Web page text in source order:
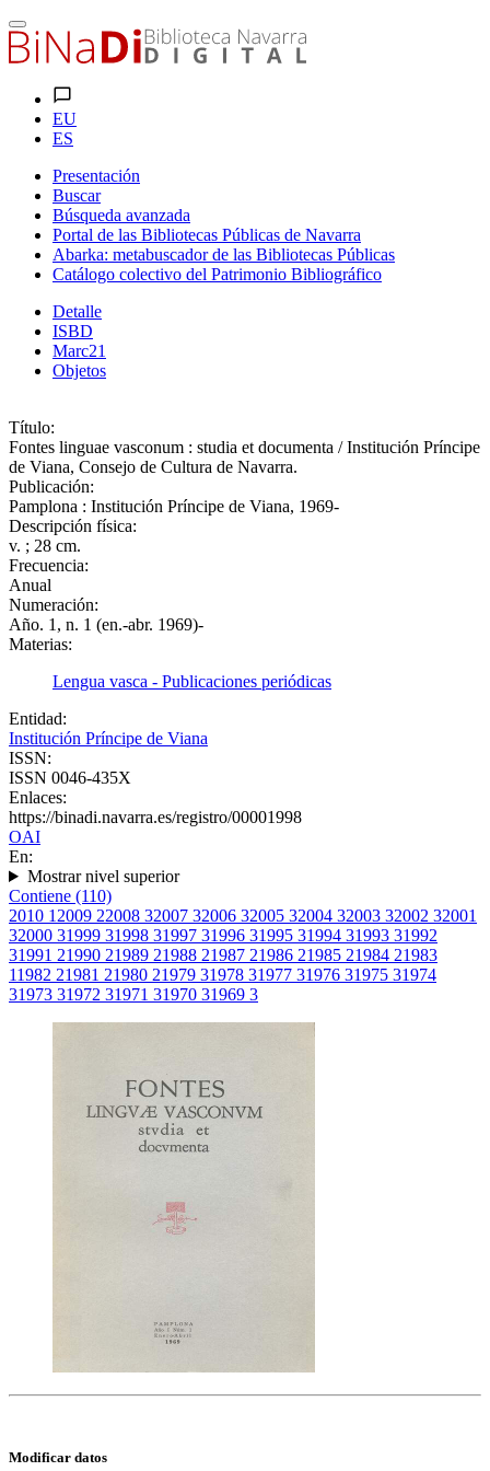
EU
ES
Presentación
Buscar
Búsqueda avanzada
Portal de las Bibliotecas Públicas de Navarra
Abarka: metabuscador de las Bibliotecas Públicas
Catálogo colectivo del Patrimonio Bibliográfico
Detalle
ISBD
Marc21
Objetos
Título:
Fontes linguae vasconum : studia et documenta / Institución Príncipe
de Viana, Consejo de Cultura de Navarra.
Publicación:
Pamplona : Institución Príncipe de Viana, 1969-
Descripción física:
v. ; 28 cm.
Frecuencia:
Anual
Numeración:
Año. 1, n. 1 (en.-abr. 1969)-
Materias:
Lengua vasca - Publicaciones periódicas
Entidad:
Institución Príncipe de Viana
ISSN:
ISSN 0046-435X
Enlaces:
https://binadi.navarra.es/registro/00001998
OAI
En:
Mostrar nivel superior
Contiene (110)
2010 1 2009 22008 32007 32006 32005 32004 32003 32002 32001
32000 31999 31998 31997 31996 31995 31994 31993 31992
31991 21990 21989 21988 21987 21986 21985 21984 21983
11982 21981 21980 21979 31978 31977 31976 31975 31974
31973 31972 31971 31970 31969 3
Modificar datos